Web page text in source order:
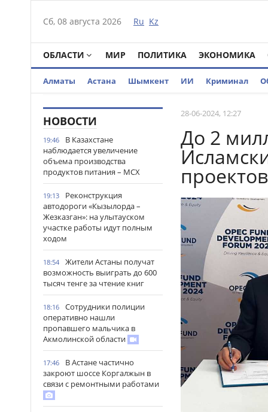
Сб, 08 августа 2026 Ru Kz
ОБЛАСТИ МИР ПОЛИТИКА ЭКОНОМИКА
Алматы Астана Шымкент ИИ Криминал
НОВОСТИ
19:46
В Казахстане
наблюдается увеличение
объема производства
продуктов питания – МСХ
19:13
Реконструкция
автодороги «Кызылорда –
Жезказган»: на улытауском
участке работы идут полным
ходом
18:54
Жители Астаны получат
возможность выиграть до 600
тысяч тенге за чтение книг
18:16
Сотрудники полиции
оперативно нашли
пропавшего мальчика в
Акмолинской области
17:46
В Астане частично
закроют шоссе Коргалжын в
связи с ремонтными работами
28-06-2024, 12:27
До 2